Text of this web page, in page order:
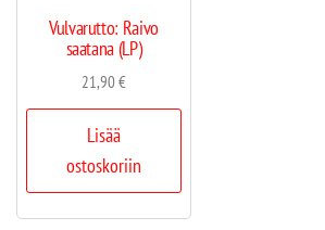
Vulvarutto: Raivo
saatana (LP)
21,90€
Lisää
ostoskoriin